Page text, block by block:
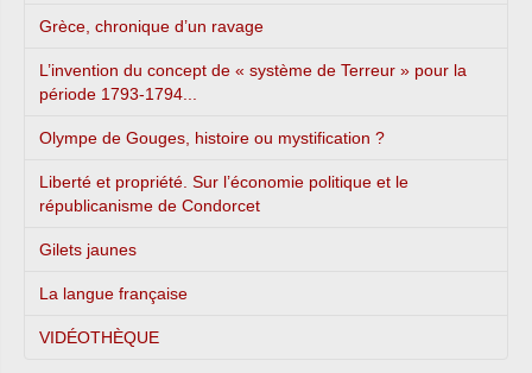
Grèce, chronique d’un ravage
L’invention du concept de « système de Terreur » pour la
période 1793-1794...
Olympe de Gouges, histoire ou mystification ?
Liberté et propriété. Sur l’économie politique et le
républicanisme de Condorcet
Gilets jaunes
La langue française
VIDÉOTHÈQUE